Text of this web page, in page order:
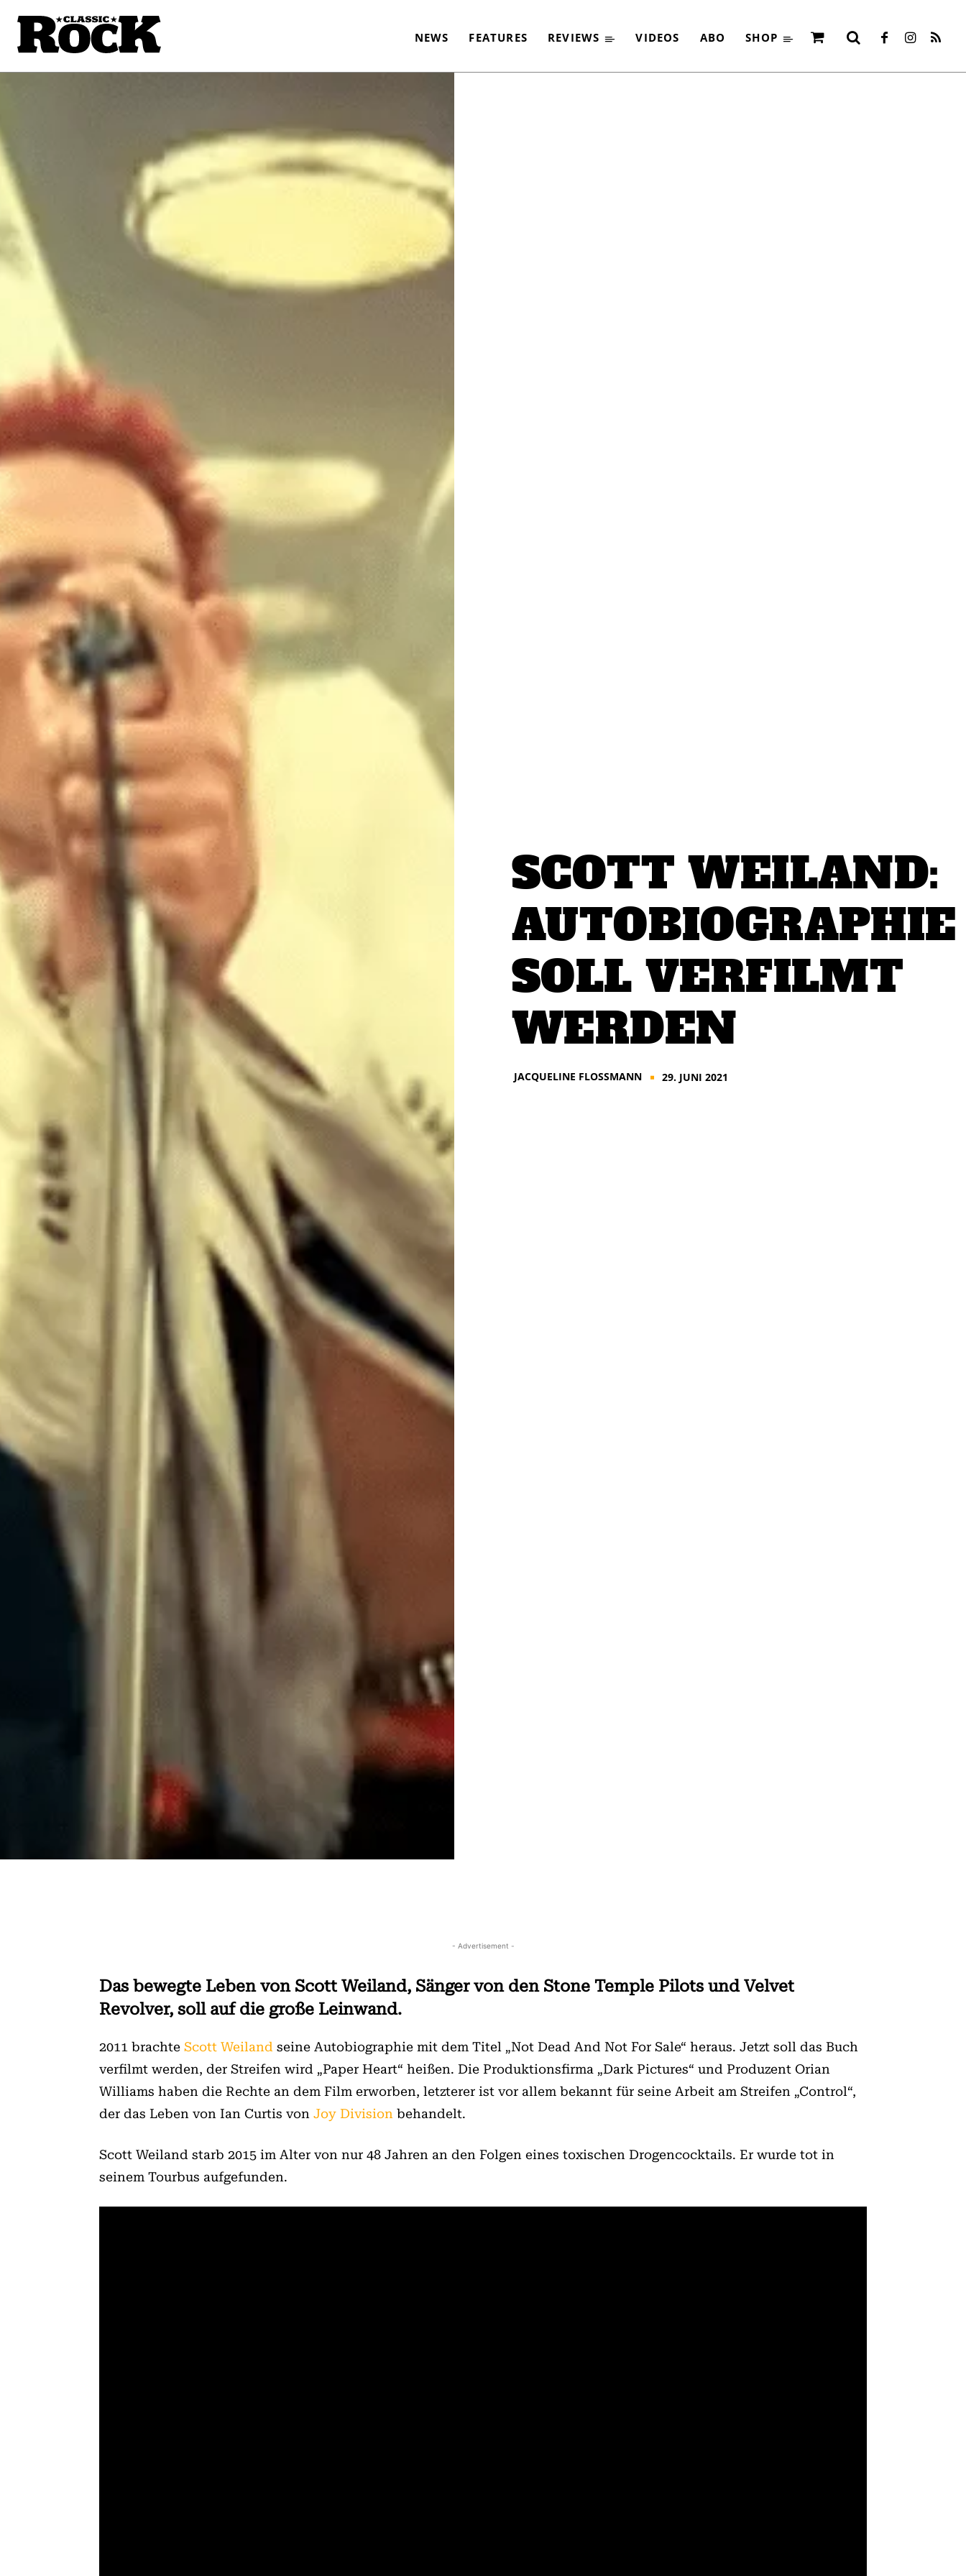
NEWS FEATURES REVIEWS VIDEOS ABO SHOP
JACQUELINE FLOSSMANN - 29. JUNI 2021
SCOTT WEILAND:
AUTOBIOGRAPHIE
SOLL VERFILMT
WERDEN
JACQUELINE FLOSSMANN ■ 29. JUNI 2021
- Advertisement -
Das bewegte Leben von Scott Weiland, Sänger von den Stone Temple Pilots und Velvet
Revolver, soll auf die große Leinwand.
2011 brachte Scott Weiland seine Autobiographie mit dem Titel „Not Dead And Not For Sale“ heraus. Jetzt soll das Buch
verfilmt werden, der Streifen wird „Paper Heart“ heißen. Die Produktionsfirma „Dark Pictures“ und Produzent Orian
Williams haben die Rechte an dem Film erworben, letzterer ist vor allem bekannt für seine Arbeit am Streifen „Control“,
der das Leben von Ian Curtis von Joy Division behandelt.
Scott Weiland starb 2015 im Alter von nur 48 Jahren an den Folgen eines toxischen Drogencocktails. Er wurde tot in
seinem Tourbus aufgefunden.